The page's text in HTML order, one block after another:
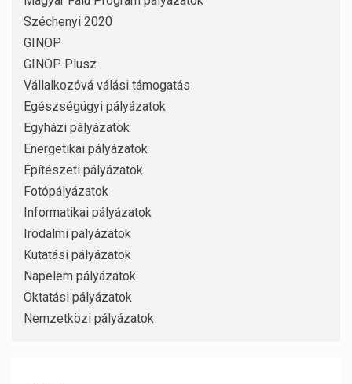
Széchenyi 2020
GINOP
GINOP Plusz
Vállalkozóvá válási támogatás
Egészségügyi pályázatok
Egyházi pályázatok
Energetikai pályázatok
Építészeti pályázatok
Fotópályázatok
Informatikai pályázatok
Irodalmi pályázatok
Kutatási pályázatok
Napelem pályázatok
Oktatási pályázatok
Nemzetközi pályázatok